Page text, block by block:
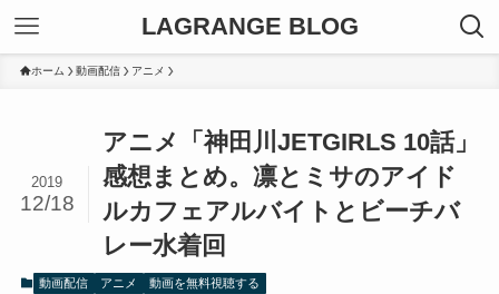
LAGRANGE BLOG
ホーム 動画配信 アニメ
アニメ「神田川JETGIRLS 10話」
感想まとめ。凛とミサのアイド
ルカフェアルバイトとビーチバ
レー水着回
2019
12/18
動画配信 アニメ
動画を無料視聴する